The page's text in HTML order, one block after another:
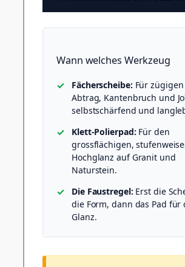
Wann welches Werkzeug
Fächerscheibe: Für zügigen
Abtrag, Kantenbruch und
selbstschärfend und
Klett-Polierpad: Für den
grossflächigen,
Hochglanz auf Granit und
Naturstein.
Die Faustregel: Erst die
die Form, dann das Pad für
Glanz.